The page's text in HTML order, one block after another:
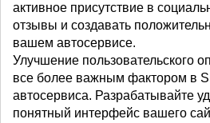
активное присутствие в
отзывы и создавать
вашем автосервисе.
Улучшение пользовательского
все более важным фактором в
автосервиса. Разрабатывайте
понятный интерфейс вашего